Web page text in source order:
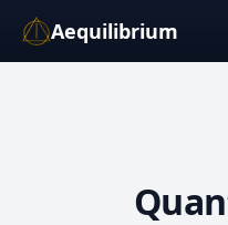
Aequilibrium